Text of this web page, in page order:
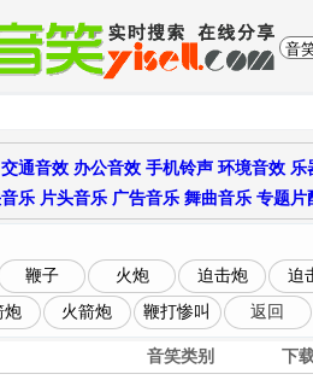
交通音效 办公音效 手机铃声 环境音效 乐
乐 片头音乐 广告音乐 舞曲音乐 专题片
鞭子 火炮 迫击炮
迫
炮 火箭炮 鞭打惨叫 返回
音笑类别 下